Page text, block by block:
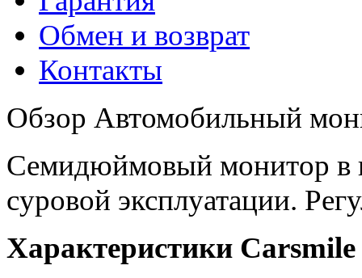
Обмен и возврат
Контакты
Обзор Автомобильный
Семидюймовый монитор в
суровой эксплуатации.
Характеристики